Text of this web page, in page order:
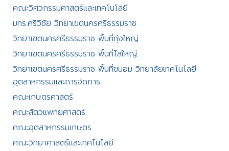
คณะวิศวกรรมศาสตร์และเทคโนโลยี
มทร.ศรีวิชัย วิทยาเขตนครศรีธรรมราช
วิทยาเขตนครศรีธรรมราช พื้นที่ทุ่งใหญ่
วิทยาเขตนครศรีธรรมราช พื้นที่ไสใหญ่
วิทยาเขตนครศรีธรรมราช พื้นที่ขนอม วิทยาลัยเทคโนโลยี
อุตสาหกรรมและการจัดการ
คณะเกษตรศาสตร์
คณะสัตวแพทยศาสตร์
คณะอุตสาหกรรมเกษตร
คณะวิทยาศาสตร์และเทคโนโลยี